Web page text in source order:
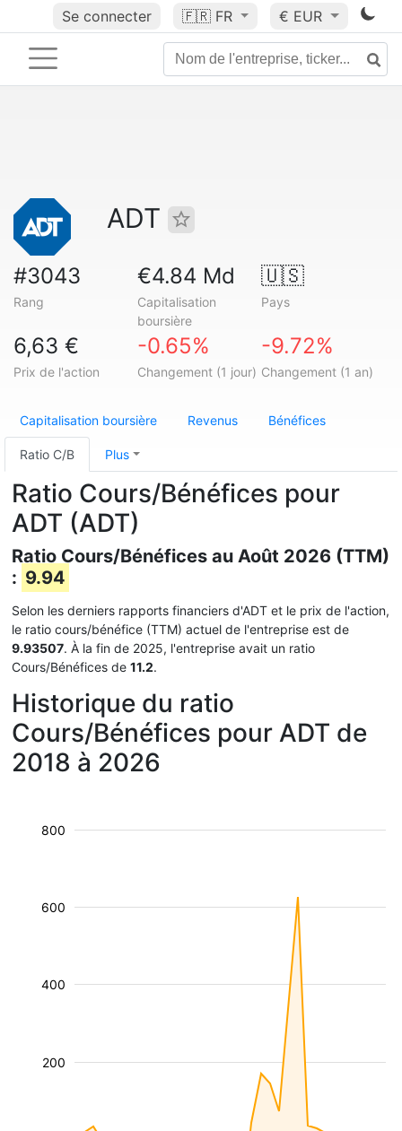
Se connecter 🇫🇷 FR € EUR
ADT
#3043
Rang
€4.84 Md
Capitalisation
boursière
🇺🇸
Pays
6,63 €
Prix de l'action
-0.65%
Changement (1 jour)
-9.72%
Changement (1 an)
Capitalisation boursière Revenus Bénéfices
Ratio C/B Plus
Ratio Cours/Bénéfices pour
ADT (ADT)
Ratio Cours/Bénéfices au Août 2026 (TTM)
: 9.94
Selon les derniers rapports financiers d'ADT et le prix de l'action,
le ratio cours/bénéfice (TTM) actuel de l'entreprise est de
9.93507. À la fin de 2025, l'entreprise avait un ratio
Cours/Bénéfices de 11.2.
Historique du ratio
Cours/Bénéfices pour ADT de
2018 à 2026
200
400
600
800